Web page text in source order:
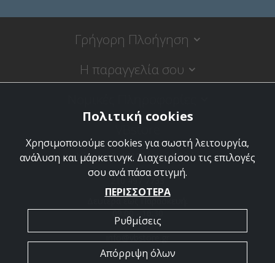
Γρήγορη Πλοήγηση
Η παραγγελία σου
VBstore
Κύπρου 9, 18120 Κορυδαλλός
Δευτέρα έως Παρασκευή:
09:00 - 16:30
Πολιτική cookies
Χρησιμοποιούμε cookies για σωστή λειτουργία,
ανάλυση και μάρκετινγκ. Διαχειρίσου τις επιλογές
σου ανά πάσα στιγμή.
ΠΕΡΙΣΣΟΤΕΡΑ
Ρυθμίσεις
Απόρριψη όλων